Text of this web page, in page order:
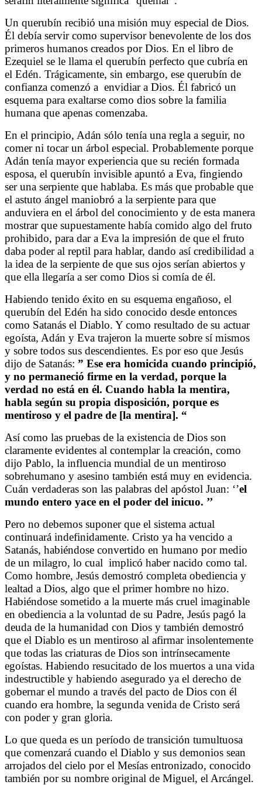
Un querubín recibió una misión muy especial de Dios.
Él debía servir como supervisor benevolente de los dos
primeros humanos creados por Dios. En el libro de
Ezequiel se le llama el querubín perfecto que cubría en
el Edén. Trágicamente, sin embargo, ese querubín de
confianza comenzó a envidiar a Dios. Él fabricó un
esquema para exaltarse como dios sobre la familia
humana que apenas comenzaba.
En el principio, Adán sólo tenía una regla a seguir, no
comer ni tocar un árbol especial. Probablemente porque
Adán tenía mayor experiencia que su recién formada
esposa, el querubín invisible apuntó a Eva, fingiendo
ser una serpiente que hablaba. Es más que probable que
el astuto ángel maniobró a la serpiente para que
anduviera en el árbol del conocimiento y de esta manera
mostrar que supuestamente había comido algo del fruto
prohibido, para dar a Eva la impresión de que el fruto
daba poder al reptil para hablar, dando así credibilidad a
la idea de la serpiente de que sus ojos serían abiertos y
que ella llegaría a ser como Dios si comía de él.
Habiendo tenido éxito en su esquema engañoso, el
querubín del Edén ha sido conocido desde entonces
como Satanás el Diablo. Y como resultado de su actuar
egoísta, Adán y Eva trajeron la muerte sobre sí mismos
y sobre todos sus descendientes. Es por eso que Jesús
dijo de Satanás: ” Ese era homicida cuando principió,
y no permaneció firme en la verdad, porque la
verdad no está en él. Cuando habla la mentira,
habla según su propia disposición, porque es
mentiroso y el padre de [la mentira]. “
Así como las pruebas de la existencia de Dios son
claramente evidentes al contemplar la creación, como
dijo Pablo, la influencia mundial de un mentiroso
sobrehumano y asesino también está muy en evidencia.
Cuán verdaderas son las palabras del apóstol Juan: ‘’el
mundo entero yace en el poder del inicuo. ’’
Pero no debemos suponer que el sistema actual
continuará indefinidamente. Cristo ya ha vencido a
Satanás, habiéndose convertido en humano por medio
de un milagro, lo cual implicó haber nacido como tal.
Como hombre, Jesús demostró completa obediencia y
lealtad a Dios, algo que el primer hombre no hizo.
Habiéndose sometido a la muerte más cruel imaginable
en obediencia a la voluntad de su Padre, Jesús pagó la
deuda de la humanidad con Dios y también demostró
que el Diablo es un mentiroso al afirmar insolentemente
que todas las criaturas de Dios son intrínsecamente
egoístas. Habiendo resucitado de los muertos a una vida
indestructible y habiendo asegurado ya el derecho de
gobernar el mundo a través del pacto de Dios con él
cuando era hombre, la segunda venida de Cristo será
con poder y gran gloria.
Lo que queda es un período de transición tumultuosa
que comenzará cuando el Diablo y sus demonios sean
arrojados del cielo por el Mesías entronizado, conocido
también por su nombre original de Miguel, el Arcángel.